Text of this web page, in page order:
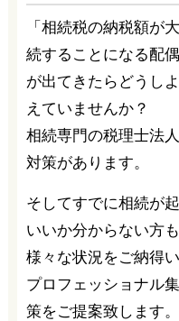
「相続税の納税額が
続することになる配
が出てきたらどうし
えていませんか？
相続専門の税理士法
対策があります。
そしてすでに相続が
いいか分からない方
様々な状況をご納得
プロフェッショナル
策をご提案致します。